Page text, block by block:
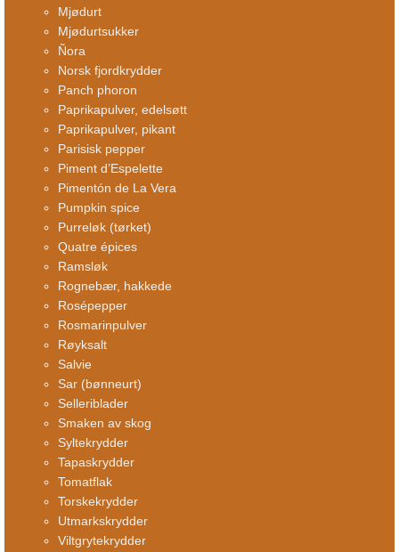
Mjødurt
Mjødurtsukker
Ñora
Norsk fjordkrydder
Panch phoron
Paprikapulver, edelsøtt
Paprikapulver, pikant
Parisisk pepper
Piment d’Espelette
Pimentón de La Vera
Pumpkin spice
Purreløk (tørket)
Quatre épices
Ramsløk
Rognebær, hakkede
Rosépepper
Rosmarinpulver
Røyksalt
Salvie
Sar (bønneurt)
Selleriblader
Smaken av skog
Syltekrydder
Tapaskrydder
Tomatflak
Torskekrydder
Utmarkskrydder
Viltgrytekrydder